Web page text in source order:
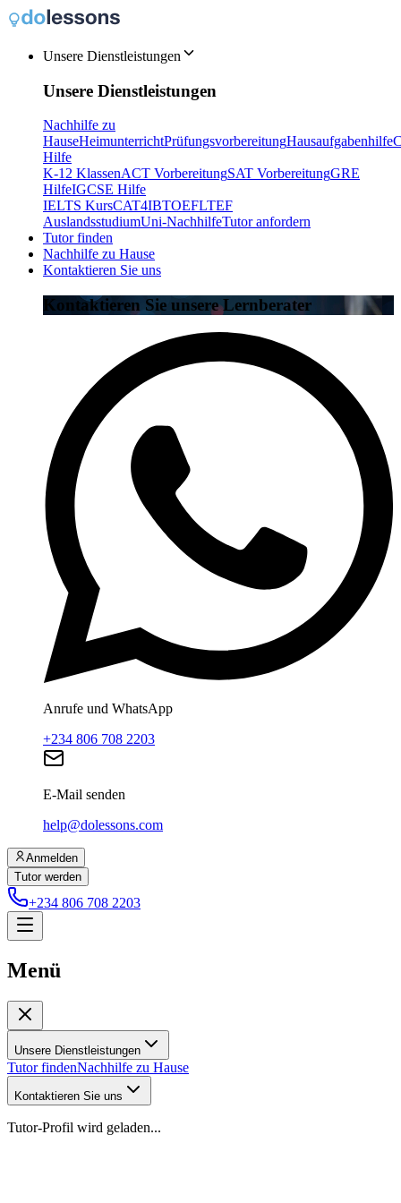
Unsere Dienstleistungen
Unsere Dienstleistungen
Nachhilfe zu
HauseHeimunterrichtPrüfungsvorbereitungHausaufgabenhilfe
Hilfe
K-12 KlassenACT VorbereitungSAT VorbereitungGRE
HilfeIGCSE Hilfe
IELTS KursCAT4IBTOEFLTEF
AuslandsstudiumUni-NachhilfeTutor anfordern
Tutor finden
Nachhilfe zu Hause
Kontaktieren Sie uns
Kontaktieren Sie unsere Lernberater
Anrufe und WhatsApp
+234 806 708 2203
E-Mail senden
help@dolessons.com
Anmelden
Tutor werden
+234 806 708 2203
Menü
Unsere Dienstleistungen
Tutor findenNachhilfe zu Hause
Kontaktieren Sie uns
Tutor-Profil wird geladen...